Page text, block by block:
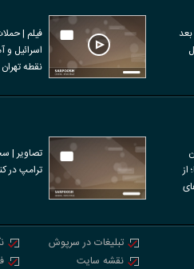
فیلم |
اسرائیل و
نقطه تهران
از
تصاویر |
ترامپ در
تبلیغات در سرپوش
نقشه سایت